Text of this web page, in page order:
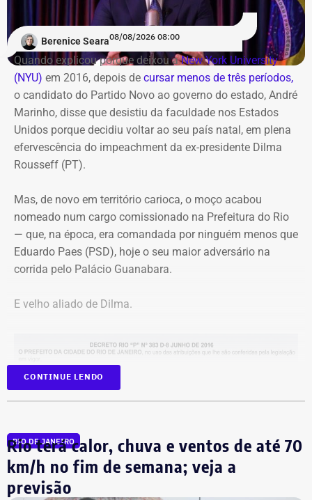
Berenice Seara08/08/2026 08:00
Quando explicou porque deixou aNew York University
(NYU) em 2016, depois de cursar menos de três períodos,
o candidato do Partido Novo ao governo do estado, André
Marinho, disse que desistiu da faculdade nos Estados
Unidos porque decidiu voltar ao seu país natal, em plena
efervescência do impeachment da ex-presidente Dilma
Rousseff (PT).
Mas, de novo em território carioca, o moço acabou
nomeado num cargo comissionado na Prefeitura do Rio
— que, na época, era comandada por ninguém menos que
Eduardo Paes (PSD), hoje o seu maior adversário na
corrida pelo Palácio Guanabara.
E velho aliado de Dilma.
Na Secretaria municipal da Casa Civil, André Marinho
permaneceu até dezembro. Marcelo Crivella
(Republicanos) ganhou a eleição assumiu a prefeitura e,
passou o rodo nos cargos comissionados. No primeiro
CONTINUE LENDO
RIO DE JANEIRO
Rio terá calor, chuva e ventos de até 70
km/h no fim de semana; veja a
previsão